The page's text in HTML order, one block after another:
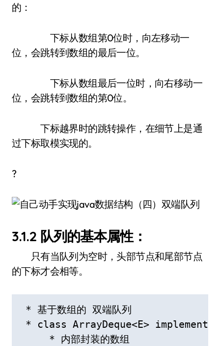
的：
下标从数组第0位时，向左移动一
位，会跳转到数组的最后一位。
下标从数组最后一位时，向右移动一
位，会跳转到数组的第0位。
下标越界时的跳转操作，在细节上是通
过下标取模实现的。
?
3.1.2 队列的基本属性：
只有当队列为空时，头部节点和尾部节点
的下标才会相等。
* 基于数组的 双端队列
* class ArrayDeque<E> implements
     * 内部封装的数组